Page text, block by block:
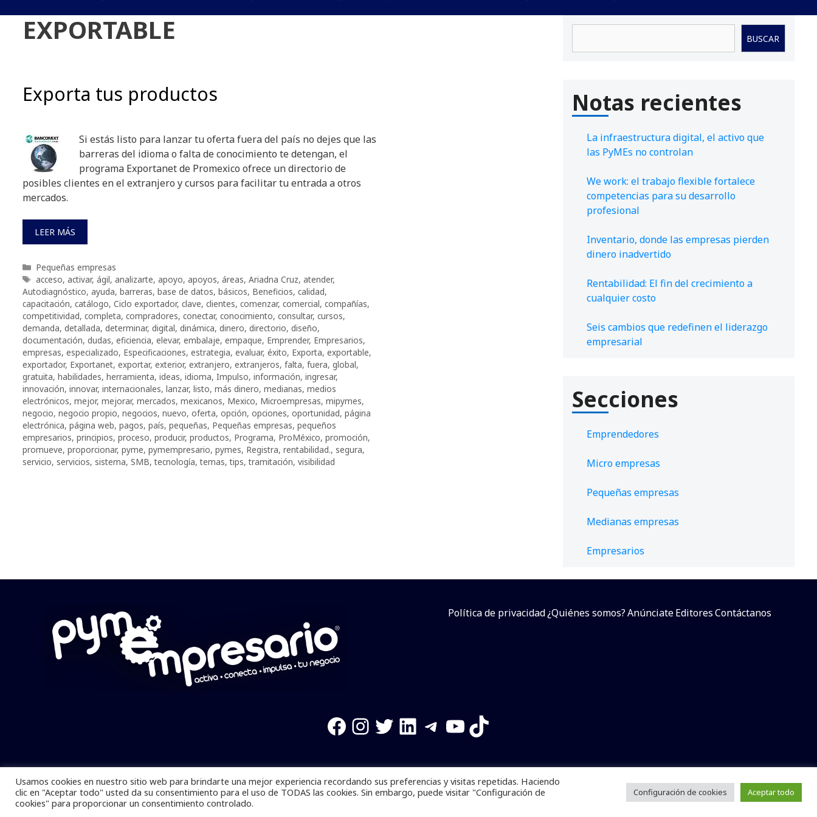
EXPORTABLE
Exporta tus productos
Si estás listo para lanzar tu oferta fuera del país no dejes que las
barreras del idioma o falta de conocimiento te detengan, el
programa Exportanet de Promexico ofrece un directorio de
posibles clientes en el extranjero y cursos para facilitar tu entrada a otros
mercados.
LEER MÁS
Categorías
Pequeñas empresas
Etiquetas
acceso, activar, ágil, analizarte, apoyo, apoyos, áreas, Ariadna Cruz, atender,
Autodiagnóstico, ayuda, barreras, base de datos, básicos, Beneficios, calidad,
capacitación, catálogo, Ciclo exportador, clave, clientes, comenzar, comercial, compañías,
competitividad, completa, compradores, conectar, conocimiento, consultar, cursos,
demanda, detallada, determinar, digital, dinámica, dinero, directorio, diseño,
documentación, dudas, eficiencia, elevar, embalaje, empaque, Emprender, Empresarios,
empresas, especializado, Especificaciones, estrategia, evaluar, éxito, Exporta, exportable,
exportador, Exportanet, exportar, exterior, extranjero, extranjeros, falta, fuera, global,
gratuita, habilidades, herramienta, ideas, idioma, Impulso, información, ingresar,
innovación, innovar, internacionales, lanzar, listo, más dinero, medianas, medios
electrónicos, mejor, mejorar, mercados, mexicanos, Mexico, Microempresas, mipymes,
negocio, negocio propio, negocios, nuevo, oferta, opción, opciones, oportunidad, página
electrónica, página web, pagos, país, pequeñas, Pequeñas empresas, pequeños
empresarios, principios, proceso, producir, productos, Programa, ProMéxico, promoción,
promueve, proporcionar, pyme, pymempresario, pymes, Registra, rentabilidad., segura,
servicio, servicios, sistema, SMB,tecnología,temas,tips,tramitación, visibilidad
BUSCAR
Notas recientes
La infraestructura digital, el activo que
las PyMEs no controlan
We work: el trabajo flexible fortalece
competencias para su desarrollo
profesional
Inventario, donde las empresas pierden
dinero inadvertido
Rentabilidad: El fin del crecimiento a
cualquier costo
Seis cambios que redefinen el liderazgo
empresarial
Secciones
Emprendedores
Micro empresas
Pequeñas empresas
Medianas empresas
Empresarios
Política de privacidad¿Quiénes somos?AnúnciateEditoresContáctanos
Facebook
Instagram
Twitter
LinkedIn
Telegram
YouTube
TikTok
Pymempresario © 2025 Todos los derechos reservados. Se prohibe el uso de la información total o parcial sin dar referencia a la fuente.
Desarrollado poryalla ya!
Usamos cookies en nuestro sitio web para brindarte una mejor experiencia recordando sus preferencias y visitas repetidas. Haciendo
clic en "Aceptar todo" usted da su consentimiento para el uso de TODAS las cookies. Sin embargo, puede visitar "Configuración de
cookies" para proporcionar un consentimiento controlado.
Configuración de cookies Aceptar todo